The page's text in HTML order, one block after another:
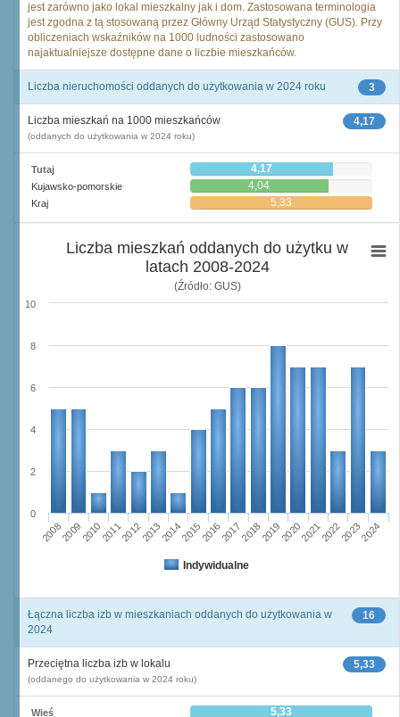
jest zarówno jako lokal mieszkalny jak i dom. Zastosowana terminologia
jest zgodna z tą stosowaną przez Główny Urząd Statystyczny (GUS). Przy
obliczeniach wskaźników na 1000 ludności zastosowano
najaktualniejsze dostępne dane o liczbie mieszkańców.
3
Liczba nieruchomości oddanych do użytkowania w 2024 roku
4,17
Liczba mieszkań na 1000 mieszkańców
(oddanych do użytkowania w 2024 roku)
Tutaj 4,17
Kujawsko-pomorskie 4,04
Kraj 5,33
Liczba mieszkań oddanych do użytku w
latach 2008-2024
(Źródło: GUS)
Indywidualne
20082009201020112012201320142015201620172018201920202021202220232024
0
2
4
6
8
10
16
Łączna liczba izb w mieszkaniach oddanych do użytkowania w
2024
5,33
Przeciętna liczba izb w lokalu
(oddanego do użytkowania w 2024 roku)
Wieś 5,33